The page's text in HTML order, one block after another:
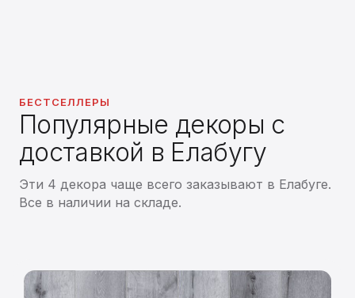
БЕСТСЕЛЛЕРЫ
Популярные декоры с
доставкой в Елабугу
Эти 4 декора чаще всего заказывают в Елабуге.
Все в наличии на складе.